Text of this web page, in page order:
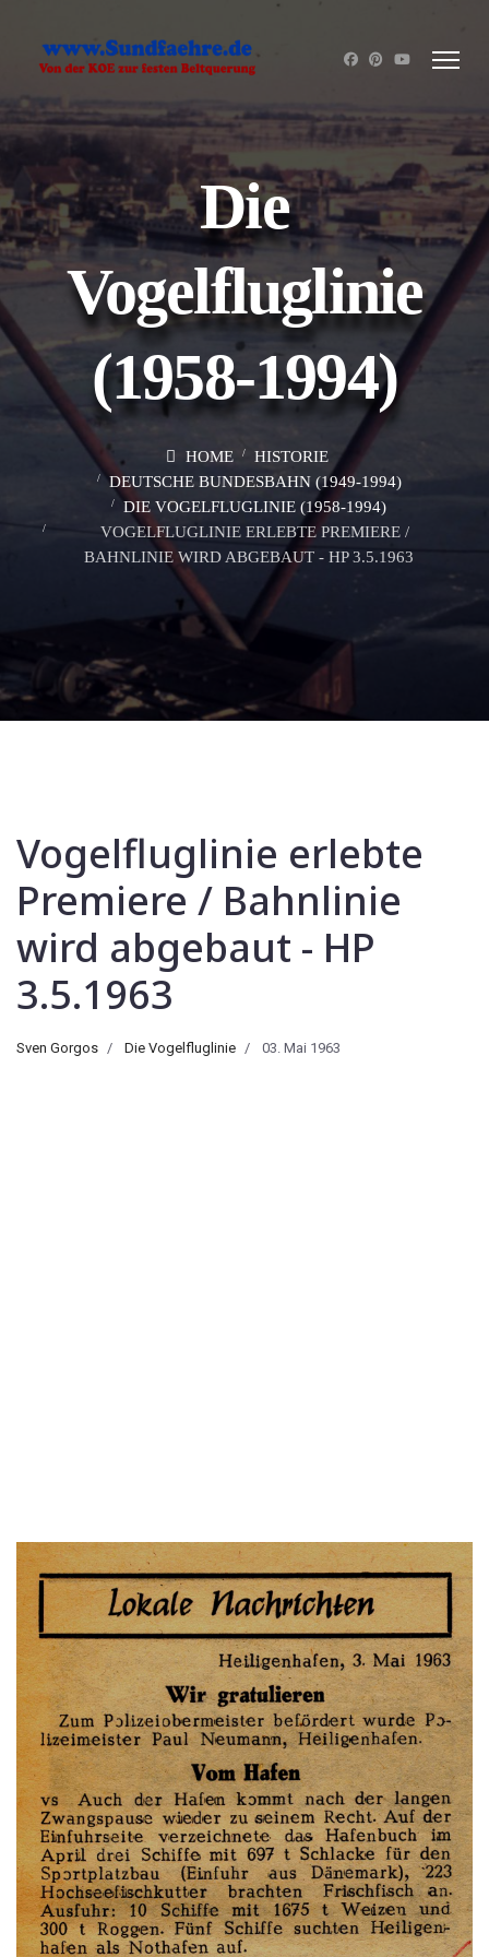
Die
Vogelfluglinie
(1958-1994)
HOME
HISTORIE
DEUTSCHE BUNDESBAHN (1949-1994)
DIE VOGELFLUGLINIE (1958-1994)
VOGELFLUGLINIE ERLEBTE PREMIERE /
BAHNLINIE WIRD ABGEBAUT - HP 3.5.1963
Vogelfluglinie erlebte
Premiere / Bahnlinie
wird abgebaut - HP
3.5.1963
Sven Gorgos Die Vogelfluglinie 03. Mai 1963